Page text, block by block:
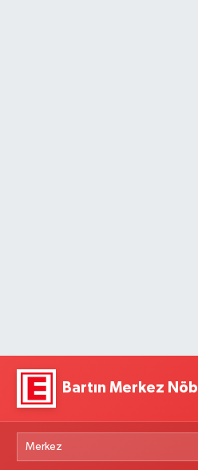
Bartın Merkez